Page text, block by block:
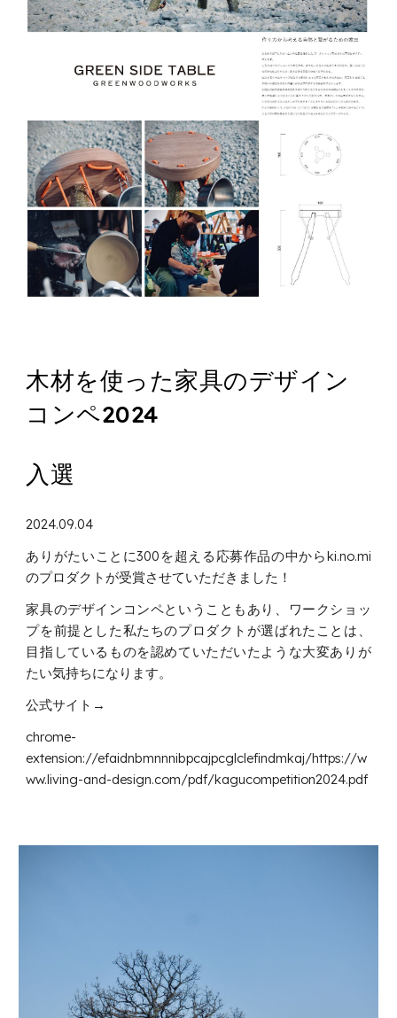
木材を使った家具のデザイン
コンペ2024
入選
2024.09.04
ありがたいことに300を超える応募作品の中からki.no.mi
のプロダクトが受賞させていただきました！
家具のデザインコンペということもあり、ワークショッ
プを前提とした私たちのプロダクトが選ばれたことは、
目指しているものを認めていただいたような大変ありが
たい気持ちになります。
公式サイト→
chrome-
extension://efaidnbmnnnibpcajpcglclefindmkaj/https://w
ww.living-and-design.com/pdf/kagucompetition2024.pdf